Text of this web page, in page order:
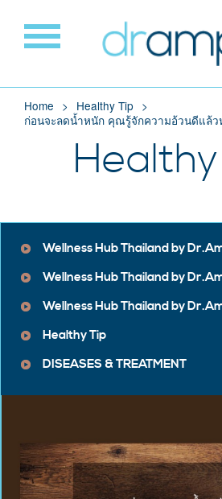
Home
Healthy Tip
ก่อนจะลดน้ำหนัก คุณรู้จักความอ้วนดีแล้ว
Wellness Hub Thailand by
Wellness Hub Thailand by
Wellness Hub Thailand by
Healthy Tip
DISEASES & TREATMENT